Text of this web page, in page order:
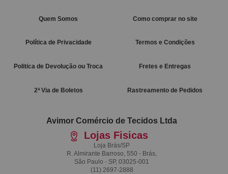
Quem Somos Como comprar no site
Política de Privacidade Termos e Condições
Politica de Devolução ou Troca Fretes e Entregas
2ª Via de Boletos Rastreamento de Pedidos
Avimor Comércio de Tecidos Ltda
Lojas Fisicas
Loja Brás/SP
R. Almirante Barroso, 550 - Brás,
São Paulo - SP, 03025-001
(11) 2697-2888